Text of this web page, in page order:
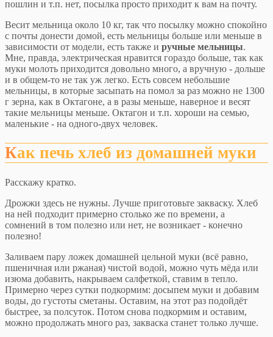
пошлин и т.п. нет, посылка просто приходит к вам на почту.
Весит мельница около 10 кг, так что посылку можно спокойно
с почты донести домой, есть мельницы больше или меньше в
зависимости от модели, есть также и ручные мельницы.
Мне, правда, электрическая нравится гораздо больше, так как
муки молоть приходится довольно много, а вручную - дольше
и в общем-то не так уж легко. Есть совсем небольшие
мельницы, в которые засыпать на помол за раз можно не 1300
г зерна, как в Октагоне, а в разы меньше, наверное и весят
такие мельницы меньше. Октагон и т.п. хороши на семью,
маленькие - на одного-двух человек.
Как печь хлеб из домашней муки
Расскажу кратко.
Дрожжи здесь не нужны. Лучше приготовьте закваску. Хлеб
на ней подходит примерно столько же по времени, а
сомнений в том полезно или нет, не возникает - конечно
полезно!
Заливаем пару ложек домашней цельной муки (всё равно,
пшеничная или ржаная) чистой водой, можно чуть мёда или
изюма добавить, накрываем салфеткой, ставим в тепло.
Примерно через сутки подкормим: досыпем муки и добавим
воды, до густоты сметаны. Оставим, на этот раз подойдёт
быстрее, за полсуток. Потом снова подкормим и оставим,
можно продолжать много раз, закваска станет только лучше.